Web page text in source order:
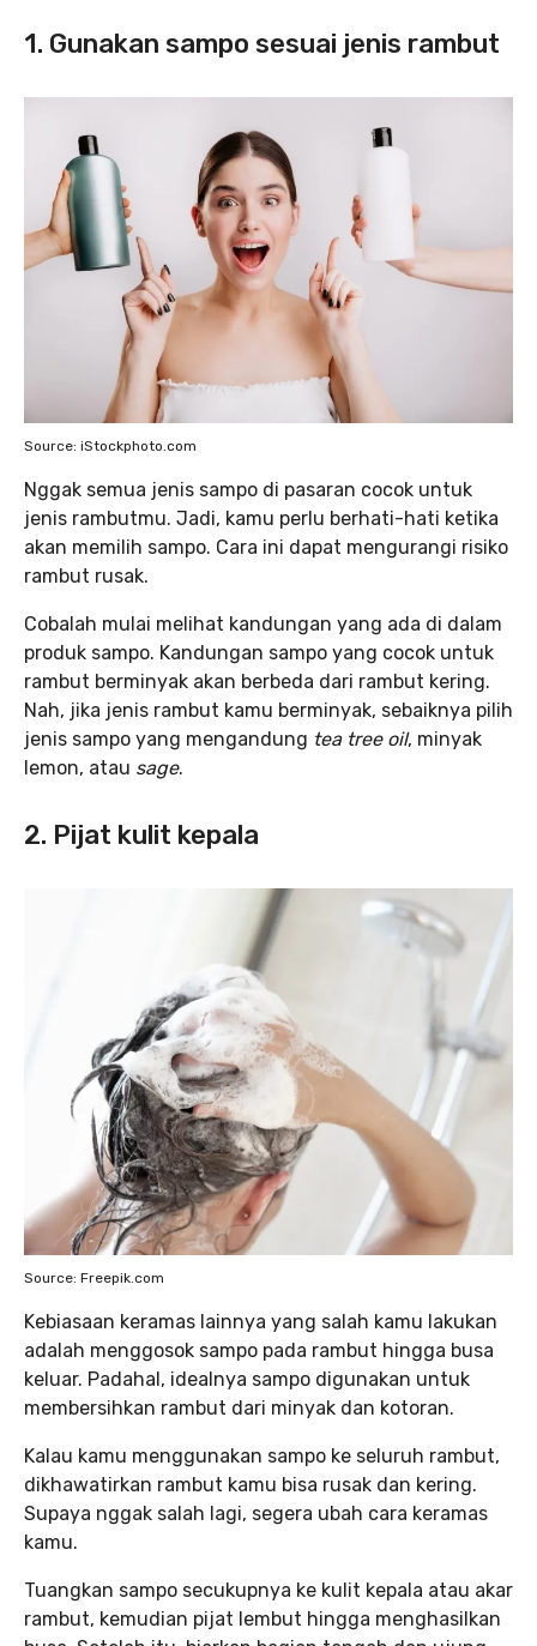
1. Gunakan sampo sesuai jenis rambut
Source: iStockphoto.com
Nggak semua jenis sampo di pasaran cocok untuk
jenis rambutmu. Jadi, kamu perlu berhati-hati ketika
akan memilih sampo. Cara ini dapat mengurangi risiko
rambut rusak.
Cobalah mulai melihat kandungan yang ada di dalam
produk sampo. Kandungan sampo yang cocok untuk
rambut berminyak akan berbeda dari rambut kering.
Nah, jika jenis rambut kamu berminyak, sebaiknya pilih
jenis sampo yang mengandung tea tree oil, minyak
lemon, atau sage.
2. Pijat kulit kepala
Source: Freepik.com
Kebiasaan keramas lainnya yang salah kamu lakukan
adalah menggosok sampo pada rambut hingga busa
keluar. Padahal, idealnya sampo digunakan untuk
membersihkan rambut dari minyak dan kotoran.
Kalau kamu menggunakan sampo ke seluruh rambut,
dikhawatirkan rambut kamu bisa rusak dan kering.
Supaya nggak salah lagi, segera ubah cara keramas
kamu.
Tuangkan sampo secukupnya ke kulit kepala atau akar
rambut, kemudian pijat lembut hingga menghasilkan